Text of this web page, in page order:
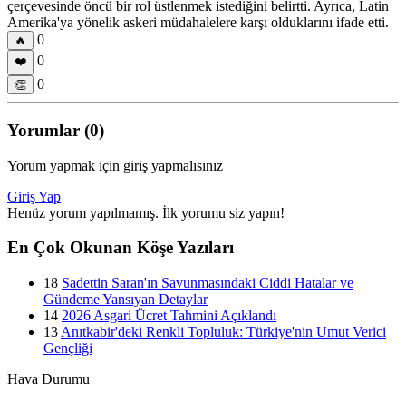
çerçevesinde öncü bir rol üstlenmek istediğini belirtti. Ayrıca, Latin
Amerika'ya yönelik askeri müdahalelere karşı olduklarını ifade etti.
🔥 0
❤️ 0
👏 0
Yorumlar (0)
Yorum yapmak için giriş yapmalısınız
Giriş Yap
Henüz yorum yapılmamış. İlk yorumu siz yapın!
En Çok Okunan Köşe Yazıları
18 Sadettin Saran'ın Savunmasındaki Ciddi Hatalar ve
Gündeme Yansıyan Detaylar
14 2026 Asgari Ücret Tahmini Açıklandı
13 Anıtkabir'deki Renkli Topluluk: Türkiye'nin Umut Verici
Gençliği
Hava Durumu